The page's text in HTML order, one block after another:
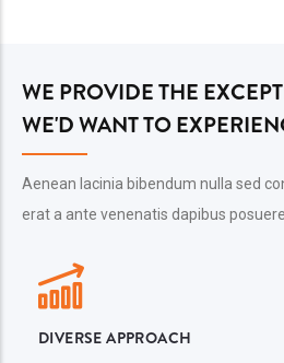
WE PROVIDE THE
WE'D WANT TO
Aenean lacinia bibendum nulla sed
erat a ante venenatis dapibus
DIVERSE APPROACH